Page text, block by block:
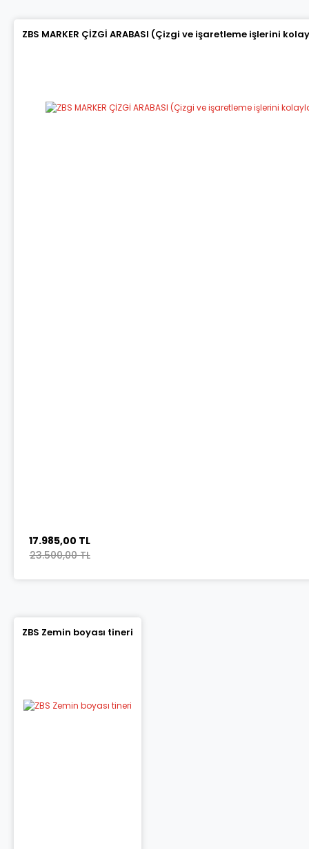
ZBS MARKER ÇİZGİ ARABASI (Çizgi ve işaretleme işlerini
17.985,00 TL
23.500,00 TL
ZBS Zemin boyası tineri